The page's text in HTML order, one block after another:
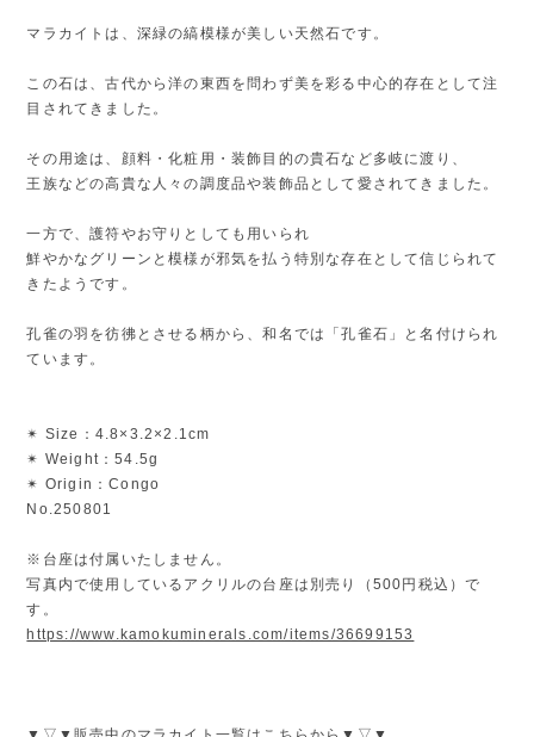
マラカイトは、深緑の縞模様が美しい天然石です。
この石は、古代から洋の東西を問わず美を彩る中心的存在として注
目されてきました。
その用途は、顔料・化粧用・装飾目的の貴石など多岐に渡り、
王族などの高貴な人々の調度品や装飾品として愛されてきました。
一方で、護符やお守りとしても用いられ
鮮やかなグリーンと模様が邪気を払う特別な存在として信じられて
きたようです。
孔雀の羽を彷彿とさせる柄から、和名では「孔雀石」と名付けられ
ています。
✴︎ Size：4.8×3.2×2.1cm
✴︎ Weight：54.5g
✴︎ Origin：Congo
No.250801
※台座は付属いたしません。
写真内で使用しているアクリルの台座は別売り（500円税込）で
す。
https://www.kamokuminerals.com/items/36699153